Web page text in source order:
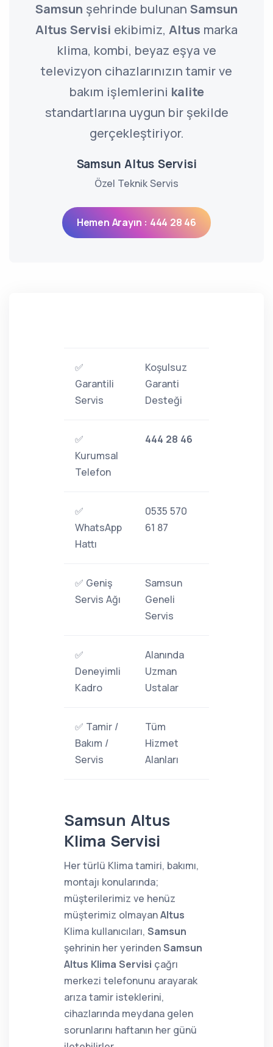
Samsun şehrinde bulunan Samsun
Altus Servisi ekibimiz, Altus marka
klima, kombi, beyaz eşya ve
televizyon cihazlarınızın tamir ve
bakım işlemlerini kalite
standartlarına uygun bir şekilde
gerçekleştiriyor.
Samsun Altus Servisi
Özel Teknik Servis
Hemen Arayın : 444 28 46
✅
Garantili
Servis
Koşulsuz
Garanti
Desteği
✅
Kurumsal
Telefon
444 28 46
✅
WhatsApp
Hattı
0535 570
61 87
✅ Geniş
Servis Ağı
Samsun
Geneli
Servis
✅
Deneyimli
Kadro
Alanında
Uzman
Ustalar
✅ Tamir /
Bakım /
Servis
Tüm
Hizmet
Alanları
Samsun Altus
Klima Servisi
Her türlü Klima tamiri, bakımı,
montajı konularında;
müşterilerimiz ve henüz
müşterimiz olmayanAltus
Klima kullanıcıları, Samsun
şehrinin her yerindenSamsun
Altus Klima Servisi çağrı
merkezi telefonunu arayarak
arıza tamir isteklerini,
cihazlarında meydana gelen
sorunlarını haftanın her günü